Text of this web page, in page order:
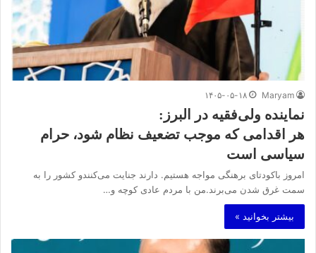
Maryam ۱۴۰۵-۰۵-۱۸
نماینده ولی‌فقیه در البرز:
هر اقدامی که موجب تضعیف نظام شود، حرام
سیاسی است
امروز باکودتای برهنگی مواجه هستیم. دارند جنایت می‌کنندو کشور را به
سمت غرق شدن می‌برند.من با مردم عادی کوچه و…
بیشتر بخوانید »